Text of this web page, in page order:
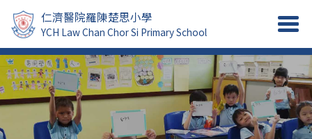
仁濟醫院羅陳楚思小學
YCH Law Chan Chor Si Primary School